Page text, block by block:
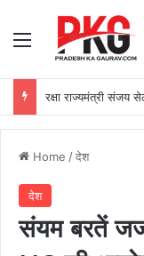
Menu
Home /देश
देश
संयम बरतें जज,